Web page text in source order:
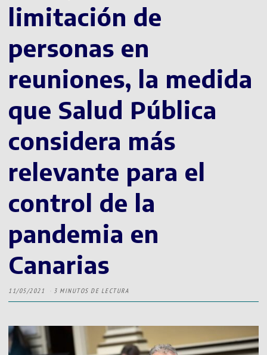
limitación de
personas en
reuniones, la medida
que Salud Pública
considera más
relevante para el
control de la
pandemia en
Canarias
11/05/2021 3 MINUTOS DE LECTURA